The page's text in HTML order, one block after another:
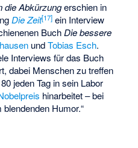
die Abkürzungerschien in
Die Zeit[17] ein Interview
BuchDie bessere
undTobias Esch.
Interviews für das Buch
dabei Menschen zu treffen
jeden Tag in sein Labor
hinarbeitet – bei
Humor.“